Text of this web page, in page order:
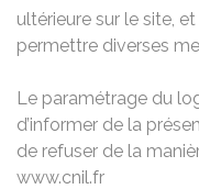
ultérieure sur le site,
permettre diverses
Le paramétrage du
d’informer de la
de refuser de la
www.cnil.fr